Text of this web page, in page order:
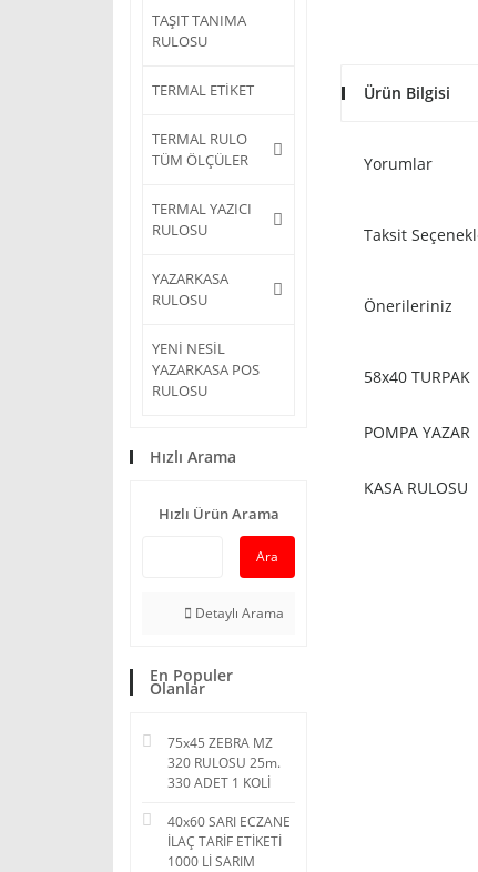
TAŞIT TANIMA
RULOSU
TERMAL ETİKET
TERMAL RULO
TÜM ÖLÇÜLER
TERMAL YAZICI
RULOSU
YAZARKASA
RULOSU
YENİ NESİL
YAZARKASA POS
RULOSU
Hızlı Arama
Hızlı Ürün Arama
Ara
Detaylı Arama
En Populer
Olanlar
75x45 ZEBRA MZ
320 RULOSU 25m.
330 ADET 1 KOLİ
40x60 SARI ECZANE
İLAÇ TARİF ETİKETİ
1000 Lİ SARIM
Ürün Bilgisi
Yorumlar
Taksit
Önerileriniz
58x40 TURPAK
POMPA YAZAR
KASA RULOSU